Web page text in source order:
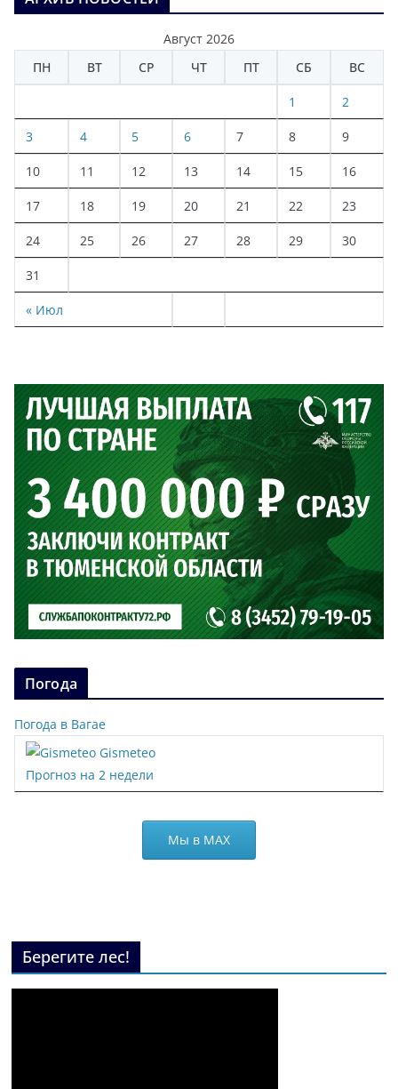
Август 2026
ПН
ВТ СР ЧТ ПТ СБ ВС
« Июл
1 2
3 4 5 6 7 8 9
10 11 12 13 14 15 16
17 18 19 20 21 22 23
24 25 26 27 28 29 30
31
Погода
Погода в Вагае
Gismeteo
Прогноз на 2 недели
Мы в МАХ
Берегите лес!